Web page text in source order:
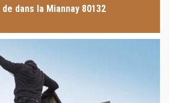
dans la Miannay 80132